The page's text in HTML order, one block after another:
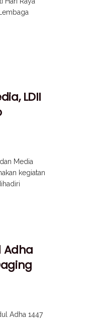
LDII
Media
kegiatan
Adha
Adha 1447